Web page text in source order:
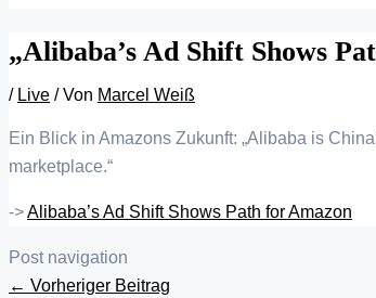
„Alibaba’s Ad Shift Shows
/ Live / Von Marcel Weiß
Ein Blick in Amazons Zukunft: „Alibaba is
marketplace.“
->Alibaba’s Ad Shift Shows Path for Amazon
Post navigation
← Vorheriger Beitrag